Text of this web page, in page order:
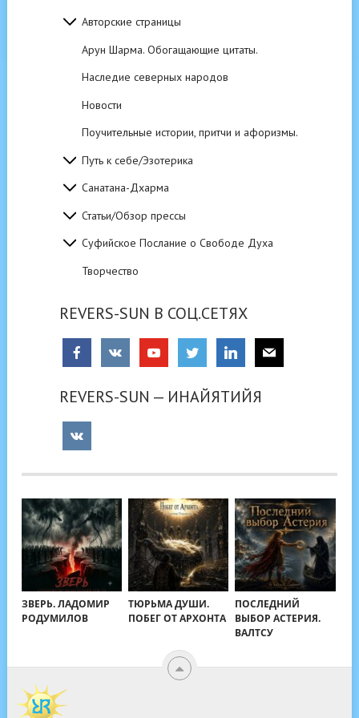
Авторские страницы
Арун Шарма. Обогащающие цитаты.
Наследие северных народов
Новости
Поучительные истории, притчи и афоризмы.
Путь к себе/Эзотерика
Санатана-Дхарма
Статьи/Обзор прессы
Суфийское Послание о Свободе Духа
Творчество
REVERS-SUN В СОЦ.СЕТЯХ
REVERS-SUN — ИНАЙЯТИЙЯ
ЗВЕРЬ. ЛАДОМИР
РОДУМИЛОВ
ТЮРЬМА ДУШИ.
ПОБЕГ ОТ АРХОНТА
ПОСЛЕДНИЙ
ВЫБОР АСТЕРИЯ.
ВАЛТСУ